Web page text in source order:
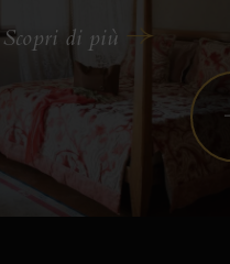
Scopri di più